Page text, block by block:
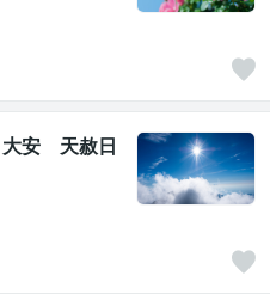
安 天赦日